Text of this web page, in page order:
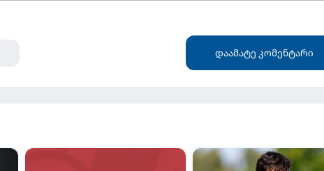
დაამატე კომენტარი